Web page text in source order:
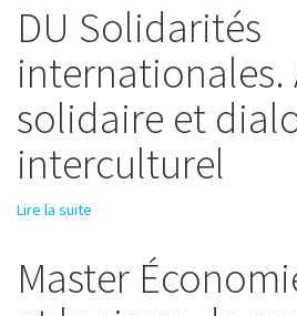
DU Solidarités
internationales.
solidaire et
interculturel
Lire la suite
Master